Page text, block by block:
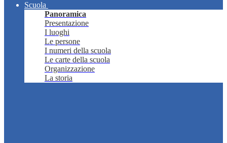
Scuola
Panoramica
Presentazione
I luoghi
Le persone
I numeri della scuola
Le carte della scuola
Organizzazione
La storia